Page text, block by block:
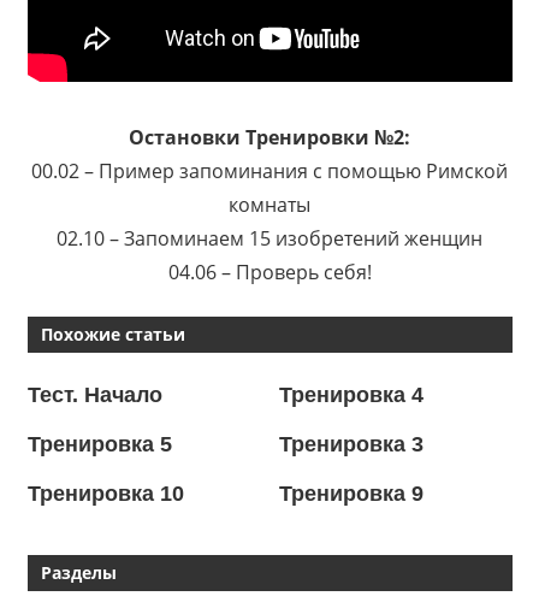
Остановки Тренировки №2:
00.02 – Пример запоминания с помощью Римской
комнаты
02.10 – Запоминаем 15 изобретений женщин
04.06 – Проверь себя!
Похожие статьи
Тест. Начало Тренировка 4
Тренировка 5 Тренировка 3
Тренировка 10 Тренировка 9
Разделы